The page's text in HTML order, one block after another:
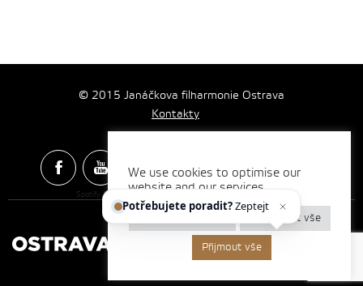
© 2015 Janáčkova filharmonie Ostrava
Kontakty
Spotify & Itunes Icons made by
Vytvořilo
We use cookies to optimise our
website and our services.
Odmítnout vše
Přijmout vše
Potřebujete poradit?Zeptejte se